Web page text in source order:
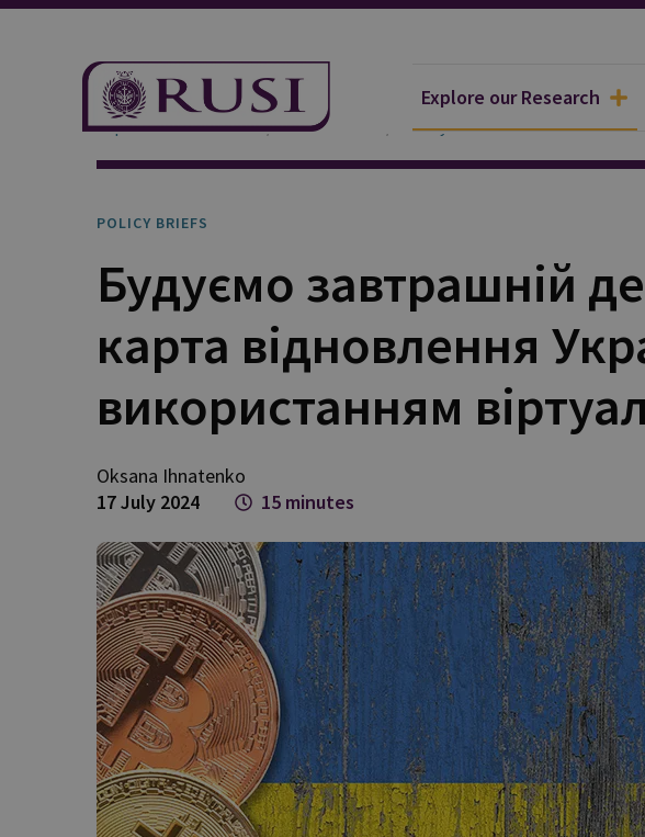
Explore our Research
Explore Our Research Publications Policy Briefs
POLICY BRIEFS
Будуємо завтрашній
карта відновлення
використанням
Oksana Ihnatenko
17 July 2024
15 minutes